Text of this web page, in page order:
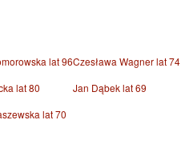
lat 96Czesława Wagner lat 74
lat 80
Jan Dąbek lat 69
lat 70